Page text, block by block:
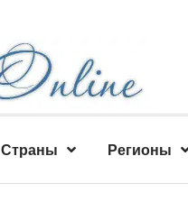
Страны Регионы